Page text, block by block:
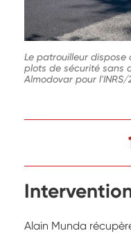
Le patrouilleur dispose
plots de sécurité sans
Almodovar pour l'INRS/
Alain Munda